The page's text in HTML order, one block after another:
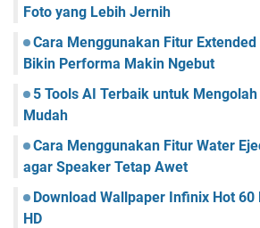
Foto yang Lebih Jernih
Cara Menggunakan Fitur Extended
Bikin Performa Makin Ngebut
5 Tools AI Terbaik untuk
Mudah
Cara Menggunakan Fitur Water
agar Speaker Tetap Awet
Download Wallpaper Infinix Hot 60
HD